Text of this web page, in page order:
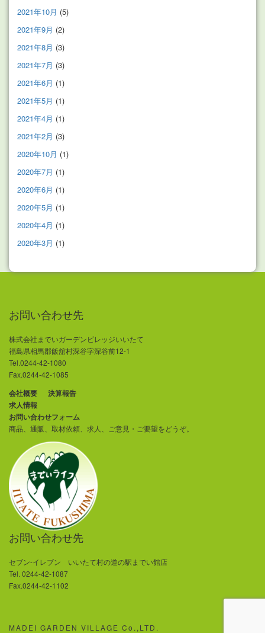
2021年10月 (5)
2021年9月 (2)
2021年8月 (3)
2021年7月 (3)
2021年6月 (1)
2021年5月 (1)
2021年4月 (1)
2021年2月 (3)
2020年10月 (1)
2020年7月 (1)
2020年6月 (1)
2020年5月 (1)
2020年4月 (1)
2020年3月 (1)
お問い合わせ先
株式会社までいガーデンビレッジいいたて
福島県相馬郡飯舘村深谷字深谷前12-1
Tel.0244-42-1080
Fax.0244-42-1085
会社概要
決算報告
求人情報
お問い合わせフォーム
商品、通販、取材依頼、求人、ご意見・ご要望をどうぞ。
お問い合わせ先
セブン-イレブン いいたて村の道の駅までい館店
Tel. 0244-42-1087
Fax.0244-42-1102
MADEI GARDEN VILLAGE Co.,LTD.